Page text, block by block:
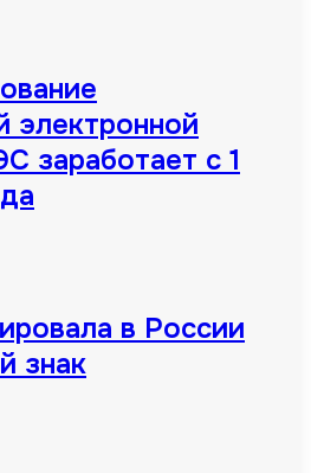
электронной
заработает с 1
в России
знак